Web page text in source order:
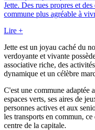
Jette. Des rues propres et
commune plus agréable à
Lire +
Jette est un joyau caché du
verdoyante et vivante
associative riche, des
dynamique et un célèbre
C'est une commune adaptée
espaces verts, ses aires de
personnes actives et aux
les transports en commun,
centre de la capitale.